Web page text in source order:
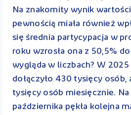
Na znakomity wynik
pewnością miała również
się średnia partycypacja w
roku wzrosła ona z 50,5% do
wygląda w liczbach? W
dołączyło 430 tysięcy osób,
tysięcy osób miesięcznie.
października pękła kolejna